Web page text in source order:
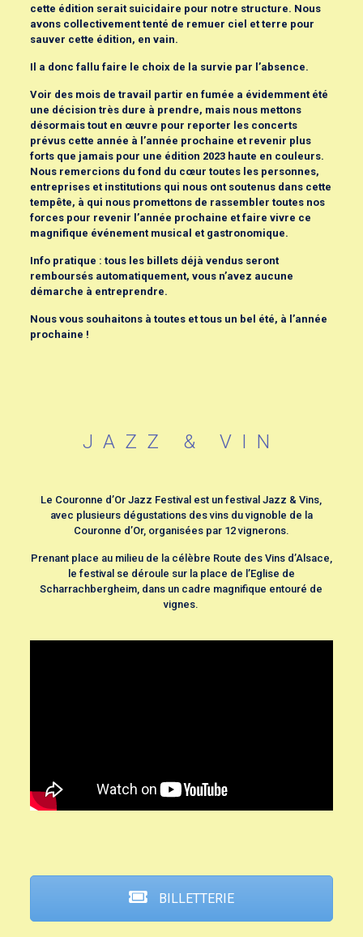
cette édition serait suicidaire pour notre structure. Nous
avons collectivement tenté de remuer ciel et terre pour
sauver cette édition, en vain.
Il a donc fallu faire le choix de la survie par l’absence.
Voir des mois de travail partir en fumée a évidemment été
une décision très dure à prendre, mais nous mettons
désormais tout en œuvre pour reporter les concerts
prévus cette année à l’année prochaine et revenir plus
forts que jamais pour une édition 2023 haute en couleurs.
Nous remercions du fond du cœur toutes les personnes,
entreprises et institutions qui nous ont soutenus dans cette
tempête, à qui nous promettons de rassembler toutes nos
forces pour revenir l’année prochaine et faire vivre ce
magnifique événement musical et gastronomique.
Info pratique : tous les billets déjà vendus seront
remboursés automatiquement, vous n’avez aucune
démarche à entreprendre.
Nous vous souhaitons à toutes et tous un bel été, à l’année
prochaine !
JAZZ & VIN
Le Couronne d’Or Jazz Festival est un festival Jazz & Vins,
avec plusieurs dégustations des vins du vignoble de la
Couronne d’Or, organisées par 12 vignerons.
Prenant place au milieu de la célèbre Route des Vins d’Alsace,
le festival se déroule sur la place de l’Eglise de
Scharrachbergheim, dans un cadre magnifique entouré de
vignes.
BILLETTERIE